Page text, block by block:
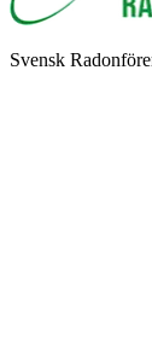
Svensk